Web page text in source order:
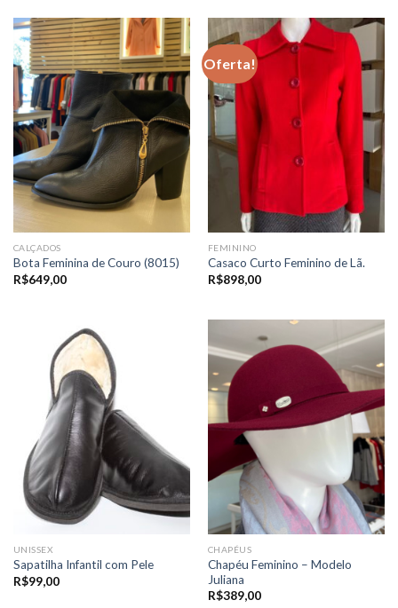
R$349,00
CALÇADOS
Bota Feminina de Couro (8015)
R$649,00
Oferta!
FEMININO
Casaco Curto Feminino de Lã.
R$898,00
UNISSEX
Sapatilha Infantil com Pele
R$99,00
CHAPÉUS
Chapéu Feminino – Modelo
Juliana
R$389,00